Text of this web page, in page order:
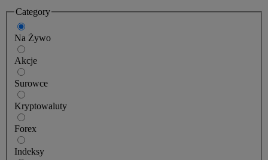
Category
Na Żywo
Akcje
Surowce
Kryptowaluty
Forex
Indeksy